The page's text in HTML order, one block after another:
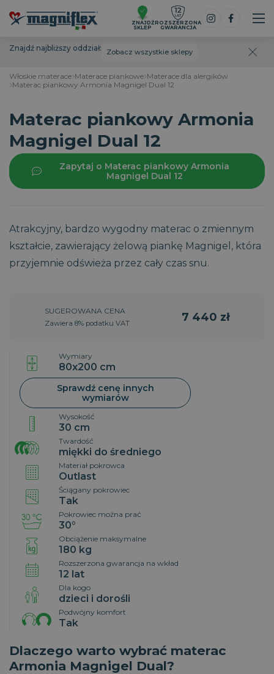
Znajdź najbliższy oddział: Zobacz wszystkie sklepy
ZNAJDŹ
SKLEP
ROZSZERZONA
GWARANCJA
Włoskie materace Materace piankowe Materace dla alergików
Materac piankowy Armonia Magnigel Dual 12
Materac piankowy Armonia
Magnigel Dual 12
Zapytaj o Materac piankowy Armonia
Magnigel Dual 12
Atrakcyjny, bardzo wygodny materac o zmiennym
kształcie, zawierający żelową piankę Magnigel, która
przyjemnie odświeża przez cały czas snu.
Dlaczego warto wybrać materac
Armonia Magnigel Dual?
SUGEROWANA CENA
Zawiera 8% podatku VAT 7 440 zł
Wymiary
80x200 cm
Sprawdź cenę innych
wymiarów
Wysokość
30 cm
Twardość
miękki do średniego
Materiał pokrowca
Outlast
Ściągany pokrowiec
Tak
Pokrowiec można prać
30°
Obciążenie maksymalne
180 kg
Rozszerzona gwarancja na wkład
12 lat
Dla kogo
dzieci i dorośli
Podwójny komfort
Tak